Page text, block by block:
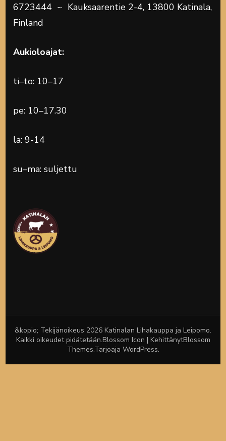
6723444 ~ Kauksaarentie 2-4, 13800 Katinala,
Finland
Aukioloajat:
ti–to: 10–17
pe: 10–17.30
la: 9-14
su–ma: suljettu
&kopio; Tekijänoikeus 2026 Katinalan Lihakauppa ja Leipomo.
Kaikki oikeudet pidätetään.Blossom Icon | KehittänytBlossom
Themes.Tarjoaja WordPress.